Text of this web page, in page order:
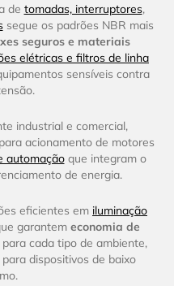
de tomadas, interruptores,
segue os padrões NBR mais
seguros e materiais
elétricas e filtros de linha
sensíveis contra
industrial e comercial,
para acionamento de motores
automaçãoque integram o
de energia.
eficientes em iluminação
garantem economia de
cada tipo de ambiente,
dispositivos de baixo